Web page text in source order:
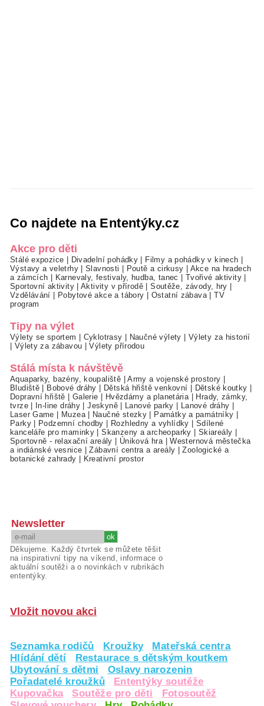
Co najdete na Ententýky.cz
Akce pro děti
Stálé expozice Divadelní pohádky Filmy a pohádky v kinech
Výstavy a veletrhy|Slavnosti Poutě a cirkusy
Akce na hradech
a zámcích
Karnevaly, festivaly, hudba, tanec Tvořivé aktivity
Sportovní aktivity|Aktivity v přírodě |Soutěže, závody, hry
Vzdělávání
Pobytové akce a tábory Ostatní zábava |TV
program
Tipy na výlet
Výlety se sportem Cyklotrasy Naučné výlety
Výlety za historií
Výlety za zábavou |Výlety přírodou
Stálá místa k návštěvě
Aquaparky, bazény, koupaliště |Army a vojenské prostory
Bludiště
Bobové dráhy Dětská hřiště venkovní Dětské koutky
Dopravní hřiště
Galerie Hvězdárny a planetária
Hrady, zámky,
tvrze| In-line dráhy |Jeskyně| Lanové parky Lanové dráhy
Laser Game
Muzea| Naučné stezky Památky a památníky
Parky| Podzemní chodby Rozhledny a vyhlídky
Sdílené
kanceláře pro maminky |Skanzeny a archeoparky Skiareály
Sportovně - relaxační areály
Úniková hra |Westernová městečka
a indiánské vesnice |Zábavní centra a areály |Zoologické a
botanické zahrady
Kreativní prostor
Newsletter
Děkujeme. Každý čtvrtek se můžete těšit
na inspirativní tipy na víkend, informace o
aktuální soutěži a o novinkách v rubrikách
ententýky.
Vložit novou akci
Seznamka rodičů Kroužky
Mateřská centra
Hlídání dětí
Restaurace s dětským koutkem
Ubytování s dětmi
Oslavy narozenin
Pořadatelé kroužků
Ententýky soutěže
Kupovačka
Soutěže pro děti
Fotosoutěž